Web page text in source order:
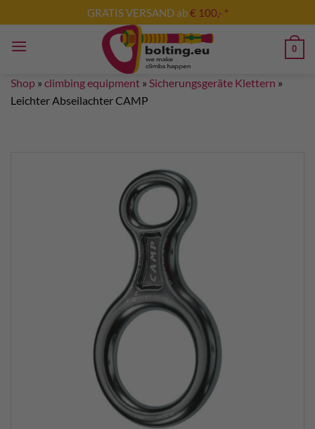
to
content
GRATIS VERSAND ab€ 100,- *
0
Shop » climbing equipment » Sicherungsgeräte Klettern »
Leichter Abseilachter CAMP